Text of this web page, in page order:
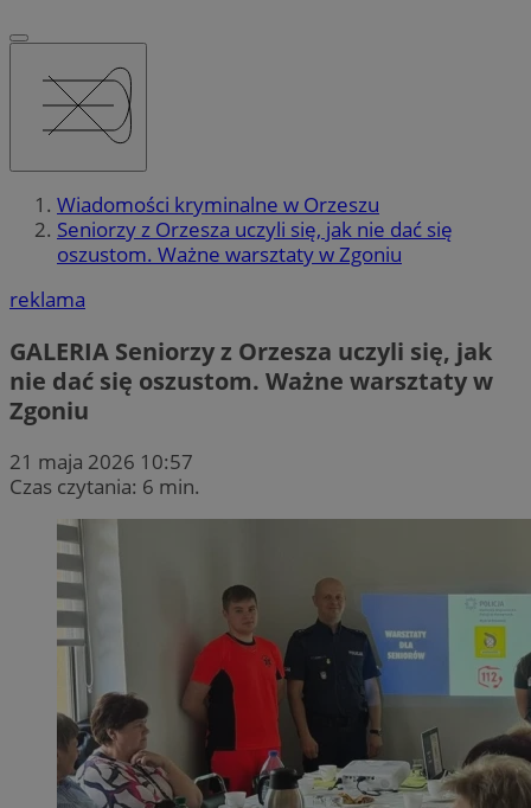
Wiadomości kryminalne w Orzeszu
Seniorzy z Orzesza uczyli się, jak nie dać się
oszustom. Ważne warsztaty w Zgoniu
reklama
GALERIA Seniorzy z Orzesza uczyli się, jak
nie dać się oszustom. Ważne warsztaty w
Zgoniu
21 maja 2026 10:57
Czas czytania: 6 min.